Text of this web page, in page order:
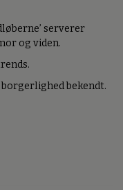
serverer
og viden.
bekendt.